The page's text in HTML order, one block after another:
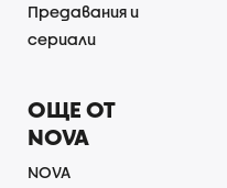
Предавания и
сериали
ОЩЕ ОТ
NOVA
NOVA